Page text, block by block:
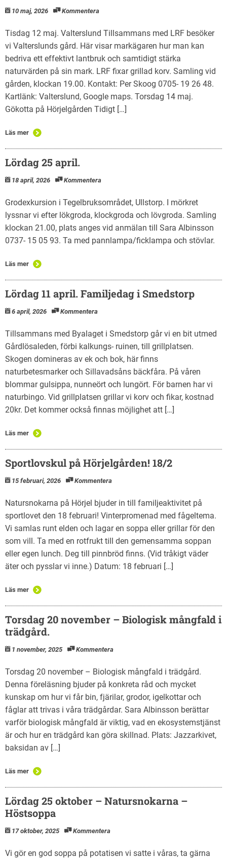
10 maj, 2026 Kommentera
Tisdag 12 maj. Valterslund Tillsammans med LRF besöker
vi Valterslunds gård. Här visar markägaren hur man kan
bedriva ett effektivt lantbruk och samtidigt stärka
naturvärden på sin mark. LRF fixar grillad korv. Samling vid
gården, klockan 19.00. Kontakt: Per Skoog 0705- 19 26 48.
Kartlänk: Valterslund, Google maps. Torsdag 14 maj.
Gökotta på Hörjelgården Tidigt […]
Läs mer
Lördag 25 april.
18 april, 2026 Kommentera
Grodexkursion i Tegelbruksområdet, Ullstorp. I mörkret
lyssnar vi efter lökgroda, klockgroda och lövgroda. Samling
klockan 21.00, plats anges vid anmälan till Sara Albinsson
0737- 15 05 93. Ta med pannlampa/ficklampa och stövlar.
Läs mer
Lördag 11 april. Familjedag i Smedstorp
6 april, 2026 Kommentera
Tillsammans med Byalaget i Smedstorp går vi en bit utmed
Gårdlösaleden, förbi kalkungs- ruinen, till grillplatsen.
Skogen domineras av ek och bok, här finns
naturbetesmarker och Sillavadsåns bäckfåra. På våren
blommar gulsippa, nunneört och lungört. För barnen har vi
naturbingo. Vid grillplatsen grillar vi korv och fikar, kostnad
20kr. Det kommer också finnas möjlighet att […]
Läs mer
Sportlovskul på Hörjelgården! 18/2
15 februari, 2026 Kommentera
Natursnokarna på Hörjel bjuder in till familjeaktivitet på
sportlovet den 18 februari! Vinterpromenad med fågeltema.
Vi samlas runt elden och lagar en soppa eller grillar för den
som vill. Ta med en rotfrukt till den gemensamma soppan
eller egen lunch. Deg till pinnbröd finns. (Vid tråkigt väder
äter och pysslar vi inne.) Datum: 18 februari […]
Läs mer
Torsdag 20 november – Biologisk mångfald i
trädgård.
1 november, 2025 Kommentera
Torsdag 20 november – Biologisk mångfald i trädgård.
Denna föreläsning bjuder på konkreta råd och mycket
kunskap om hur vi får bin, fjärilar, grodor, igelkottar och
fåglar att trivas i våra trädgårdar. Sara Albinsson berättar
varför biologisk mångfald är viktig, vad en ekosystemstjänst
är och hur en trädgård kan göra skillnad. Plats: Jazzarkivet,
baksidan av […]
Läs mer
Lördag 25 oktober – Natursnokarna –
Höstsoppa
17 oktober, 2025 Kommentera
Vi gör en god soppa på potatisen vi satte i våras, ta gärna